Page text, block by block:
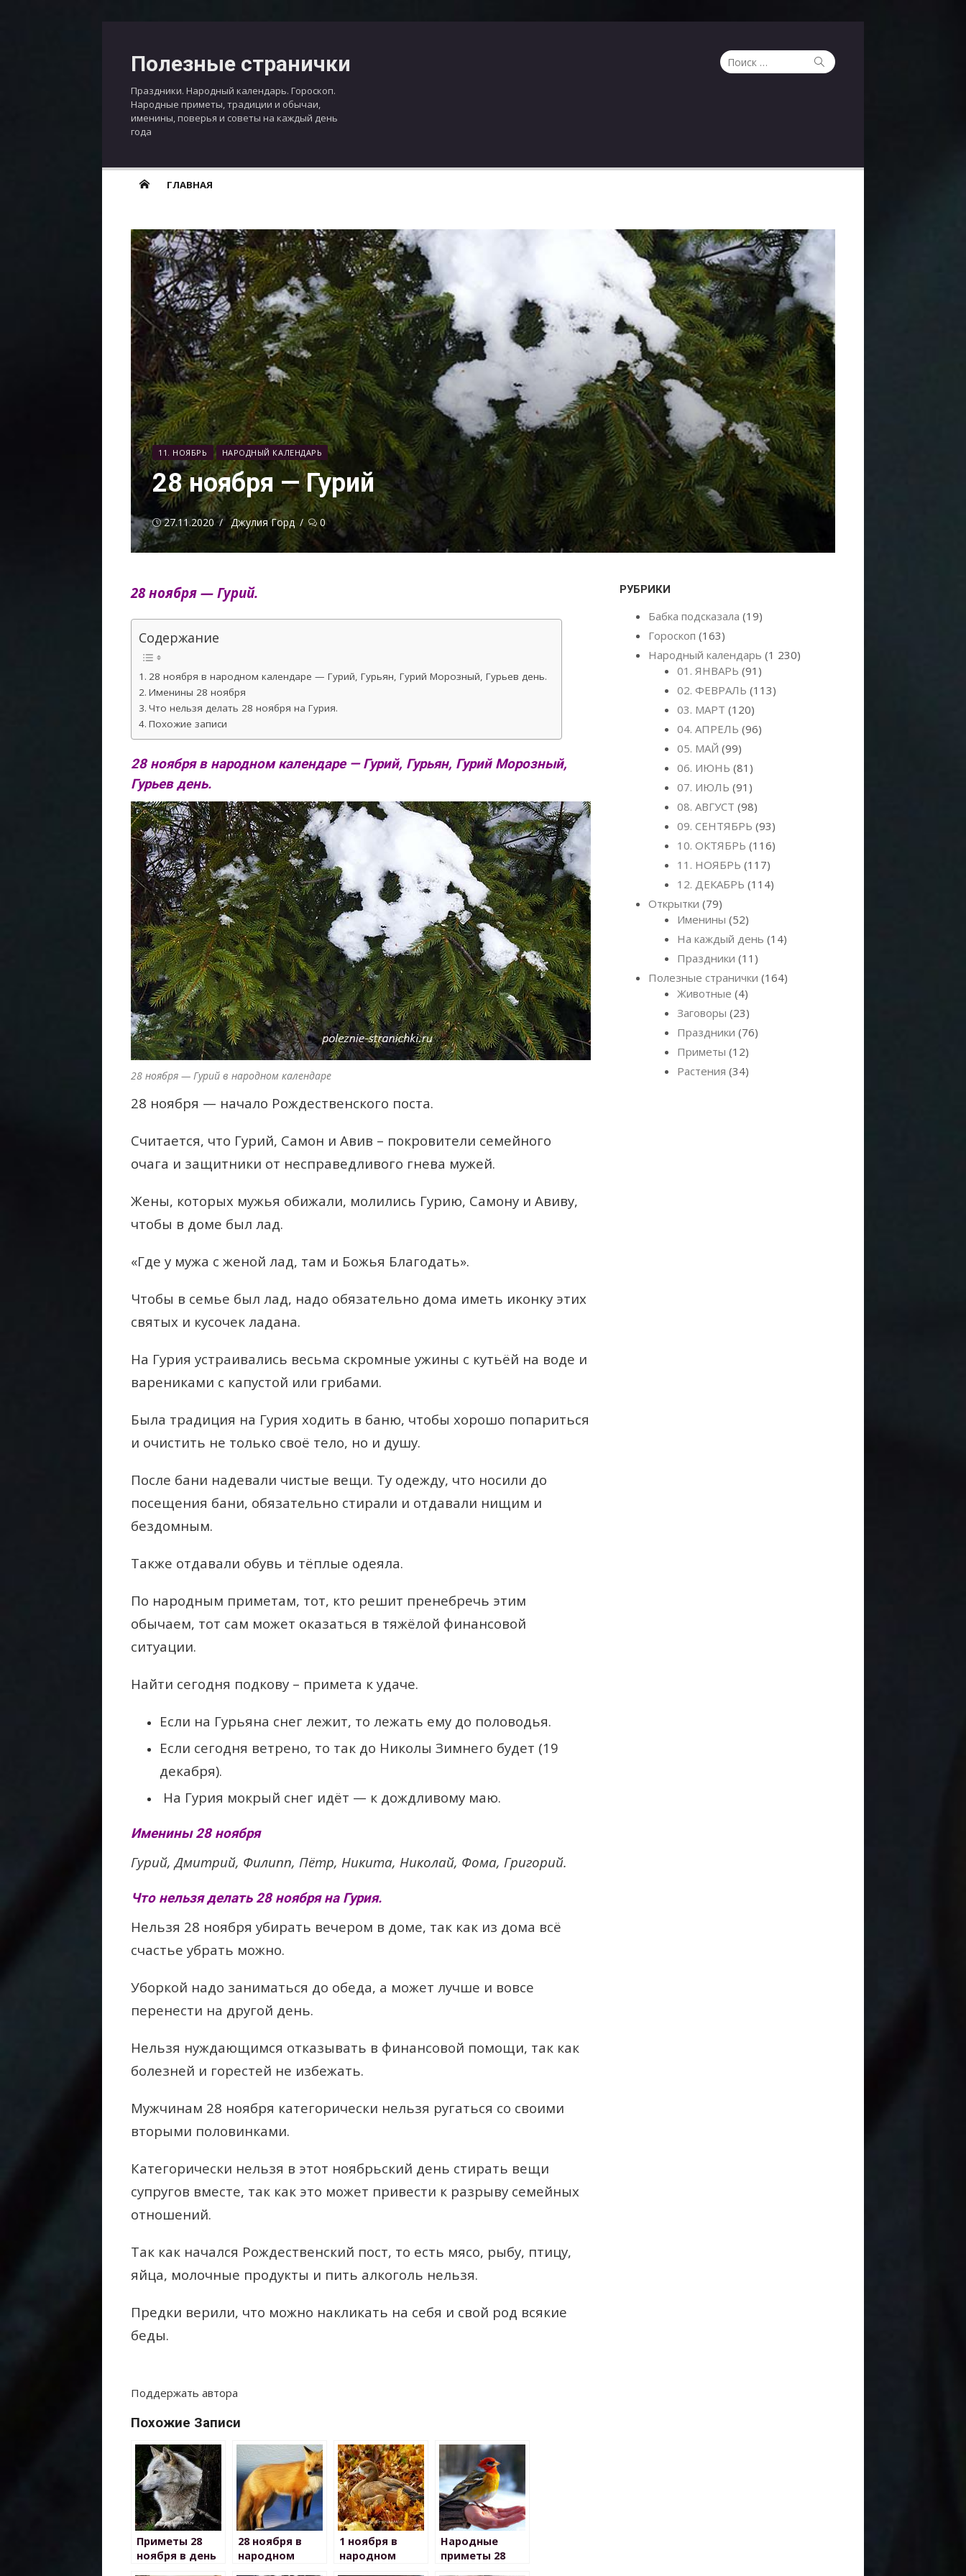
Полезные странички
Праздники. Народный календарь. Гороскоп.
Народные приметы, традиции и обычаи,
именины, поверья и советы на каждый день
года
Поиск
по:
Поиск
ГЛАВНАЯ
11. НОЯБРЬ НАРОДНЫЙ КАЛЕНДАРЬ
28 ноября — Гурий
Опубликовано
27.11.2020 Автор
Джулия Горд 0
28 ноября — Гурий.
Содержание
28 ноября в народном календаре — Гурий, Гурьян, Гурий Морозный, Гурьев день.
Именины 28 ноября
Что нельзя делать 28 ноября на Гурия.
Похожие записи
28 ноября в народном календаре — Гурий, Гурьян, Гурий Морозный,
Гурьев день.
28 ноября — Гурий в народном календаре
28 ноября — начало Рождественского поста.
Считается, что Гурий, Самон и Авив – покровители семейного
очага и защитники от несправедливого гнева мужей.
Жены, которых мужья обижали, молились Гурию, Самону и Авиву,
чтобы в доме был лад.
«Где у мужа с женой лад, там и Божья Благодать».
Чтобы в семье был лад, надо обязательно дома иметь иконку этих
святых и кусочек ладана.
На Гурия устраивались весьма скромные ужины с кутьёй на воде и
варениками с капустой или грибами.
Была традиция на Гурия ходить в баню, чтобы хорошо попариться
и очистить не только своё тело, но и душу.
После бани надевали чистые вещи. Ту одежду, что носили до
посещения бани, обязательно стирали и отдавали нищим и
бездомным.
Также отдавали обувь и тёплые одеяла.
По народным приметам, тот, кто решит пренебречь этим
обычаем, тот сам может оказаться в тяжёлой финансовой
ситуации.
Найти сегодня подкову – примета к удаче.
Если на Гурьяна снег лежит, то лежать ему до половодья.
Если сегодня ветрено, то так до Николы Зимнего будет (19
декабря).
На Гурия мокрый снег идёт — к дождливому маю.
Именины 28 ноября
Гурий, Дмитрий, Филипп, Пётр, Никита, Николай, Фома, Григорий.
Что нельзя делать 28 ноября на Гурия.
Нельзя 28 ноября убирать вечером в доме, так как из дома всё
счастье убрать можно.
Уборкой надо заниматься до обеда, а может лучше и вовсе
перенести на другой день.
Нельзя нуждающимся отказывать в финансовой помощи, так как
болезней и горестей не избежать.
Мужчинам 28 ноября категорически нельзя ругаться со своими
вторыми половинками.
Категорически нельзя в этот ноябрьский день стирать вещи
супругов вместе, так как это может привести к разрыву семейных
отношений.
Так как начался Рождественский пост, то есть мясо, рыбу, птицу,
яйца, молочные продукты и пить алкоголь нельзя.
Предки верили, что можно накликать на себя и свой род всякие
беды.
Поддержать автора
Похожие Записи
Приметы 28
ноября в день
28 ноября в
народном
1 ноября в
народном
Народные
приметы 28
РУБРИКИ
Бабка подсказала (19)
Гороскоп (163)
Народный календарь (1 230)
01. ЯНВАРЬ (91)
02. ФЕВРАЛЬ (113)
03. МАРТ (120)
04. АПРЕЛЬ (96)
05. МАЙ (99)
06. ИЮНЬ (81)
07. ИЮЛЬ (91)
08. АВГУСТ (98)
09. СЕНТЯБРЬ (93)
10. ОКТЯБРЬ (116)
11. НОЯБРЬ (117)
12. ДЕКАБРЬ (114)
Открытки (79)
Именины (52)
На каждый день (14)
Праздники (11)
Полезные странички (164)
Животные (4)
Заговоры (23)
Праздники (76)
Приметы (12)
Растения (34)